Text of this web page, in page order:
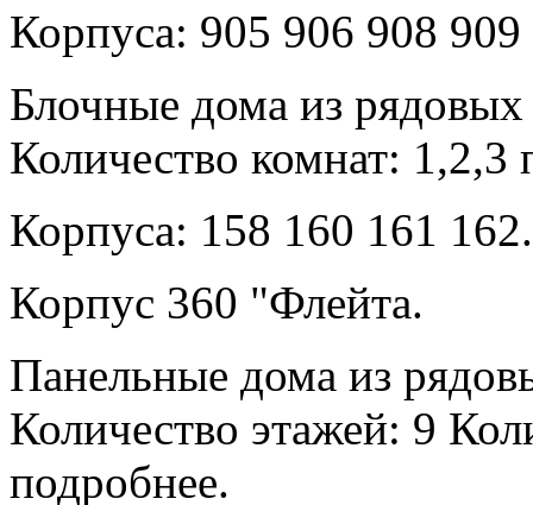
Корпуса: 905 906 908
Блочные дома из
Количество комнат: 1,2,3
Корпуса: 158 160 161 162.
Корпус 360 "Флейта.
Панельные дома из
Количество этажей: 9
подробнее.